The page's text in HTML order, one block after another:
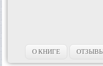
О КНИГЕ